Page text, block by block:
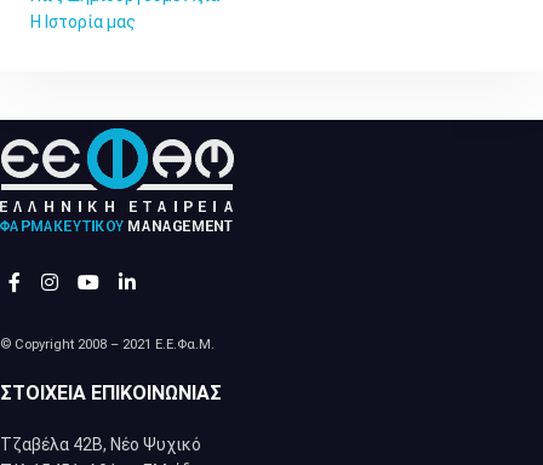
Η Ιστορία μας
© Copyright 2008 – 2021 Ε.Ε.Φα.Μ.
ΣΤΟΙΧΕΊΑ ΕΠΙΚΟΙΝΩΝΊΑΣ
Τζαβέλα 42Β, Νέο Ψυχικό